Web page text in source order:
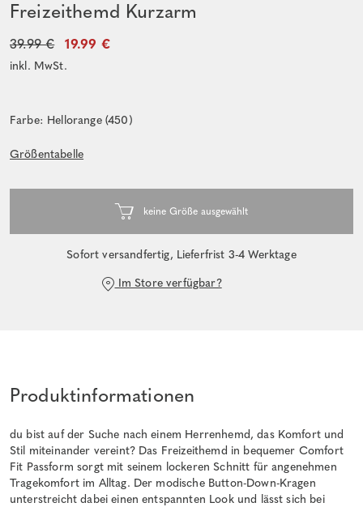
Freizeithemd Kurzarm
39.99 € 19.99 €
inkl. MwSt.
Farbe: Hellorange (450)
Größentabelle
Sofort versandfertig, Lieferfrist 3-4 Werktage
Im Store verfügbar?
Produktinformationen
du bist auf der Suche nach einem Herrenhemd, das Komfort und
Stil miteinander vereint? Das Freizeithemd in bequemer Comfort
Fit Passform sorgt mit seinem lockeren Schnitt für angenehmen
Tragekomfort im Alltag. Der modische Button-Down-Kragen
unterstreicht dabei einen entspannten Look und lässt sich bei